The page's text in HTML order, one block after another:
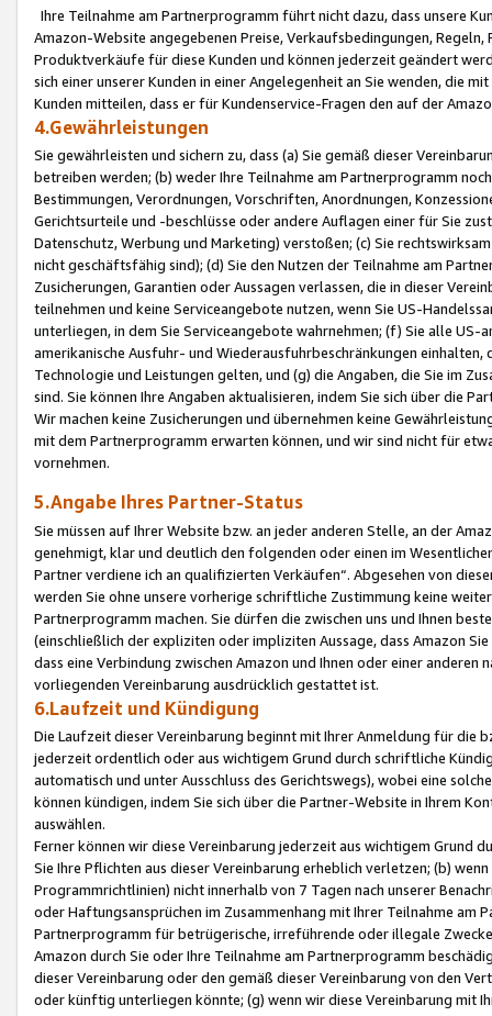
Ihre Teilnahme am Partnerprogramm führt nicht dazu, dass unsere
Amazon-Website angegebenen Preise, Verkaufsbedingungen,
Produktverkäufe für diese Kunden und können jederzeit geändert
sich einer unserer Kunden in einer Angelegenheit an Sie wenden, die
Kunden mitteilen, dass er für Kundenservice-Fragen den auf der
4.Gewährleistungen
Sie gewährleisten und sichern zu, dass (a) Sie gemäß dieser
betreiben werden; (b) weder Ihre Teilnahme am Partnerprogramm
Bestimmungen, Verordnungen, Vorschriften, Anordnungen,
Gerichtsurteile und -beschlüsse oder andere Auflagen einer für Sie
Datenschutz, Werbung und Marketing) verstoßen; (c) Sie
nicht geschäftsfähig sind); (d) Sie den Nutzen der Teilnahme am
Zusicherungen, Garantien oder Aussagen verlassen, die in dieser
teilnehmen und keine Serviceangebote nutzen, wenn Sie US-
unterliegen, in dem Sie Serviceangebote wahrnehmen; (f) Sie alle
amerikanische Ausfuhr- und Wiederausfuhrbeschränkungen
Technologie und Leistungen gelten, und (g) die Angaben, die Sie im
sind. Sie können Ihre Angaben aktualisieren, indem Sie sich über die
Wir machen keine Zusicherungen und übernehmen keine
mit dem Partnerprogramm erwarten können, und wir sind nicht für
vornehmen.
5.Angabe Ihres Partner-Status
Sie müssen auf Ihrer Website bzw. an jeder anderen Stelle, an der
genehmigt, klar und deutlich den folgenden oder einen im
Partner verdiene ich an qualifizierten Verkäufen“. Abgesehen von
werden Sie ohne unsere vorherige schriftliche Zustimmung keine
Partnerprogramm machen. Sie dürfen die zwischen uns und Ihnen
(einschließlich der expliziten oder impliziten Aussage, dass Amazon
dass eine Verbindung zwischen Amazon und Ihnen oder einer
vorliegenden Vereinbarung ausdrücklich gestattet ist.
6.Laufzeit und Kündigung
Die Laufzeit dieser Vereinbarung beginnt mit Ihrer Anmeldung für die
jederzeit ordentlich oder aus wichtigem Grund durch schriftliche
automatisch und unter Ausschluss des Gerichtswegs), wobei eine
können kündigen, indem Sie sich über die Partner-Website in Ihrem
auswählen.
Ferner können wir diese Vereinbarung jederzeit aus wichtigem Grund
Sie Ihre Pflichten aus dieser Vereinbarung erheblich verletzen; (b)
Programmrichtlinien) nicht innerhalb von 7 Tagen nach unserer
oder Haftungsansprüchen im Zusammenhang mit Ihrer Teilnahme am
Partnerprogramm für betrügerische, irreführende oder illegale
Amazon durch Sie oder Ihre Teilnahme am Partnerprogramm
dieser Vereinbarung oder den gemäß dieser Vereinbarung von den
oder künftig unterliegen könnte; (g) wenn wir diese Vereinbarung mit